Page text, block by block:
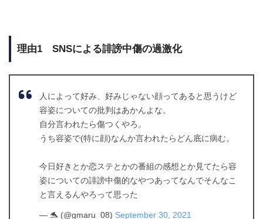
理由1 SNSによる誹謗中傷の過激化
人によって好み、好みじゃない顔ってあると思うけど
容姿についての批判はあかんよな。
自分言われたら傷つくやろ。
うち容姿で(特に顔)なんか言われたらどん底に病む。
今日好きとか恋ステとかの番組の感想とか見てたら容
姿についての誹謗中傷的なやつあってなんでそんなこ
と言えるんやろって思った
— 🐬 (@gmaru_08) September 30, 2021